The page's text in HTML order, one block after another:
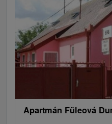
Apartmán Füleová